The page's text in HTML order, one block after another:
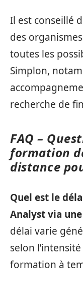
Il est conseillé
des
toutes les
Simplon,
recherche de
FAQ –
formation
distance
Quel est le
Analyst via
délai varie
selon
formation à